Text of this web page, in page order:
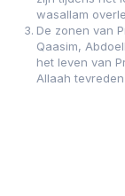
wasallam
De zonen van
Qaasim,
het leven van
Allaah